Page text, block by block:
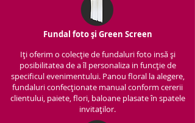
Fundal foto și Green Screen
Iți oferim o colecție de fundaluri foto insă și
posibilitatea de a îl personaliza in funcție de
specificul evenimentului. Panou floral la alegere,
fundaluri confecționate manual conform cererii
clientului, paiete, flori, baloane plasate în spatele
invitaților.